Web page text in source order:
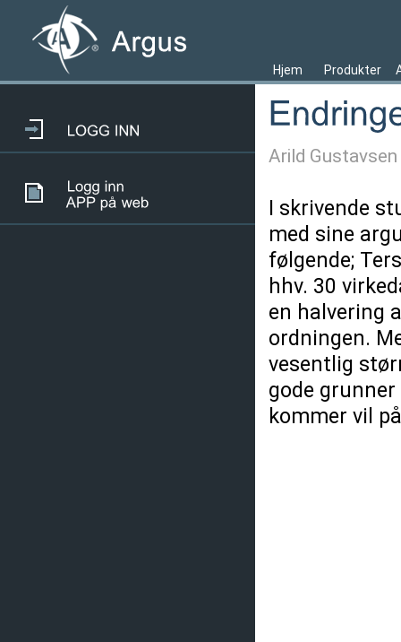
Hjem Produkter
Arild
I skrivende
med sine
følgende;
hhv. 30
en halvering
ordningen.
vesentlig
gode
kommer vil